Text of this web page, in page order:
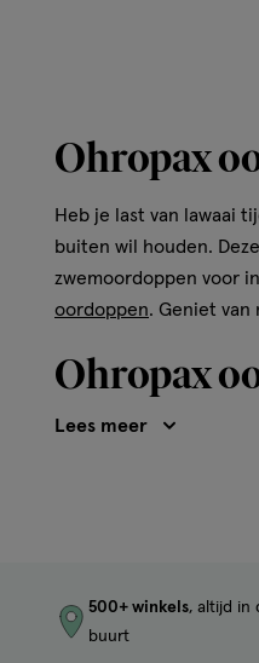
Ohropax
Heb je last van lawaai
buiten wil houden.
zwemoordoppen voor
oordoppen. Geniet van
Ohropax
Kies voor Ohropax als
fijn voor concerten,
500+ winkels, altijd in
buurt